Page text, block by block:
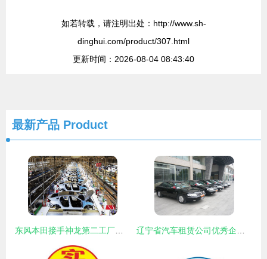
如若转载，请注明出处：http://www.sh-
dinghui.com/product/307.html
更新时间：2026-08-04 08:43:40
最新产品 Product